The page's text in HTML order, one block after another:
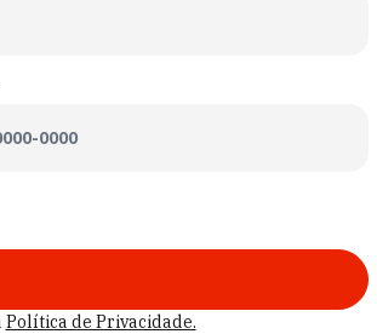
Política de Privacidade.